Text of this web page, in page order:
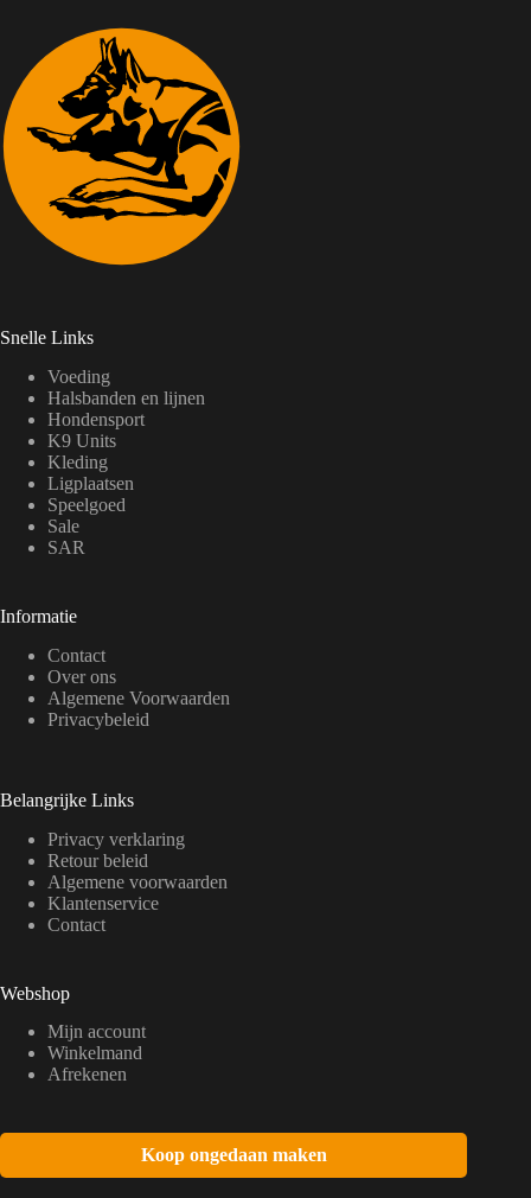
Snelle Links
Voeding
Halsbanden en lijnen
Hondensport
K9 Units
Kleding
Ligplaatsen
Speelgoed
Sale
SAR
Informatie
Contact
Over ons
Algemene Voorwaarden
Privacybeleid
Belangrijke Links
Privacy verklaring
Retour beleid
Algemene voorwaarden
Klantenservice
Contact
Webshop
Mijn account
Winkelmand
Afrekenen
Koop ongedaan maken